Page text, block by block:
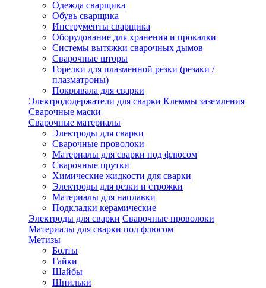
Одежда сварщика
Обувь сварщика
Инструменты сварщика
Оборудование для хранения и прокалки
Системы вытяжки сварочных дымов
Сварочные шторы
Горелки для плазменной резки (резаки /
плазматроны)
Покрывала для сварки
Электрододержатели для сварки Клеммы заземления
Сварочные маски
Сварочные материалы
Электроды для сварки
Сварочные проволоки
Материалы для сварки под флюсом
Сварочные прутки
Химические жидкости для сварки
Электроды для резки и строжки
Материалы для наплавки
Подкладки керамические
Электроды для сварки Сварочные проволоки
Материалы для сварки под флюсом
Метизы
Болты
Гайки
Шайбы
Шпильки